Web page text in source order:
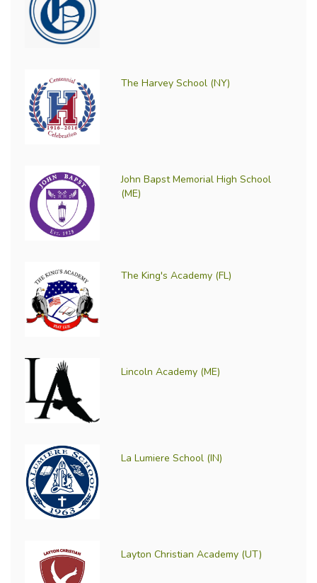
The Harvey School (NY)
John Bapst Memorial High School
(ME)
The King's Academy (FL)
Lincoln Academy (ME)
La Lumiere School (IN)
Layton Christian Academy (UT)